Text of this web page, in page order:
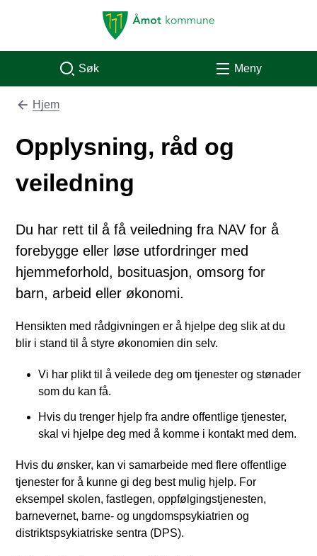
Åmot kommune
Søk Meny
Du er her:
Hjem
Opplysning, råd og
veiledning
Du har rett til å få veiledning fra NAV for å
forebygge eller løse utfordringer med
hjemmeforhold, bosituasjon, omsorg for
barn, arbeid eller økonomi.
Hensikten med rådgivningen er å hjelpe deg slik at du
blir i stand til å styre økonomien din selv.
Vi har plikt til å veilede deg om tjenester og stønader
som du kan få.
Hvis du trenger hjelp fra andre offentlige tjenester,
skal vi hjelpe deg med å komme i kontakt med dem.
Hvis du ønsker, kan vi samarbeide med flere offentlige
tjenester for å kunne gi deg best mulig hjelp. For
eksempel skolen, fastlegen, oppfølgingstjenesten,
barnevernet, barne- og ungdomspsykiatrien og
distriktspsykiatriske sentra (DPS).